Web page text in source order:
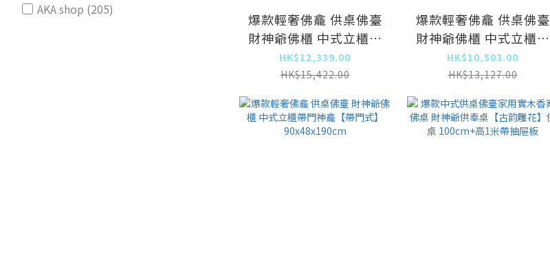
AKA shop (205)
爆款輕奢佛龕 供桌佛臺
財神爺佛櫃 中式立櫃帶
門神龕【實木款】原木
色98.5x48x188.5cm
HK$12,339.00
HK$15,422.00
爆款輕奢佛龕 供桌佛臺
財神爺佛櫃 中式立櫃帶
門神龕【實木款】原木
色80x48x188.5cm
HK$10,503.00
HK$13,127.00